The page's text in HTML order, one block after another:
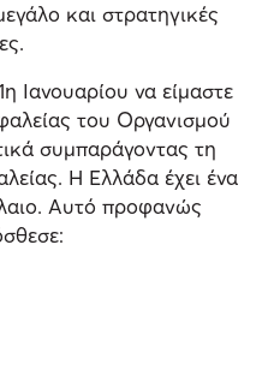
και στρατηγικές
Ιανουαρίου να είμαστε
του Οργανισμού
συμπαράγοντας τη
Η Ελλάδα έχει ένα
Αυτό προφανώς